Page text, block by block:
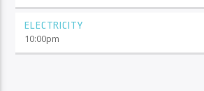
ELECTRICITY
10:00pm